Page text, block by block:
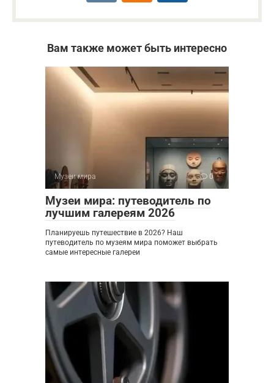
Вам также может быть интересно
Музеи мира 0
Музеи мира: путеводитель по
лучшим галереям 2026
Планируешь путешествие в 2026? Наш
путеводитель по музеям мира поможет выбрать
самые интересные галереи